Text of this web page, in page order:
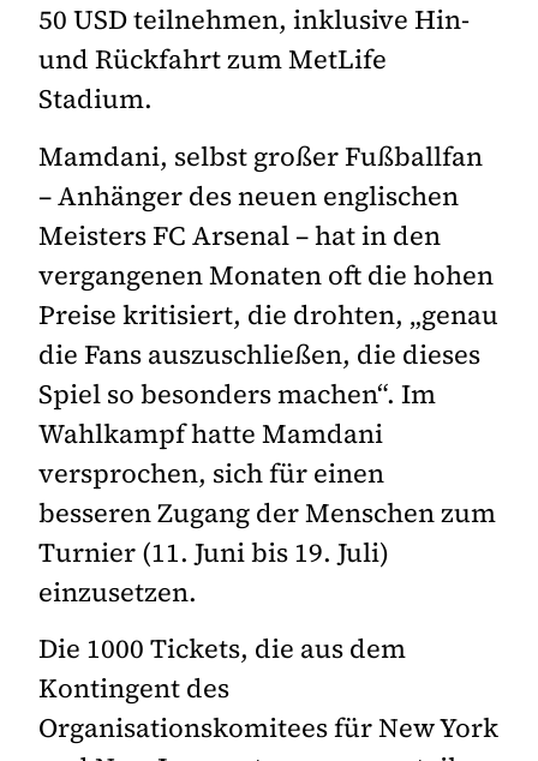
50 USD teilnehmen, inklusive Hin-
und Rückfahrt zum MetLife
Stadium.
Mamdani, selbst großer Fußballfan
– Anhänger des neuen englischen
Meisters FC Arsenal – hat in den
vergangenen Monaten oft die hohen
Preise kritisiert, die drohten, „genau
die Fans auszuschließen, die dieses
Spiel so besonders machen“. Im
Wahlkampf hatte Mamdani
versprochen, sich für einen
besseren Zugang der Menschen zum
Turnier (11. Juni bis 19. Juli)
einzusetzen.
Die 1000 Tickets, die aus dem
Kontingent des
Organisationskomitees für New York